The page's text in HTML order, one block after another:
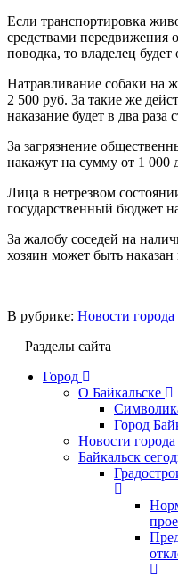
Если транспортировка
средствами передвижения
поводка, то владелец
Натравливание собаки на
2 500 руб. За такие же
наказание будет в два раза
За загрязнение
накажут на сумму от 1 000
Лица в нетрезвом
государственный бюджет
За жалобу соседей на
хозяин может быть наказан
В рубрике: Новости города
Разделы сайта
Город
О Байкальске
Город
Новости города
Байкальск